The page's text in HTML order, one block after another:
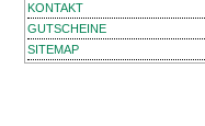
KONTAKT
GUTSCHEINE
SITEMAP